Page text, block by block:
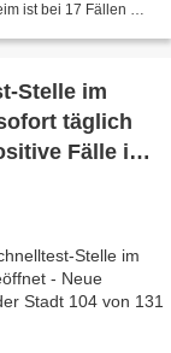
ist bei 17 Fällen die
Stelle im
täglich
Fälle im